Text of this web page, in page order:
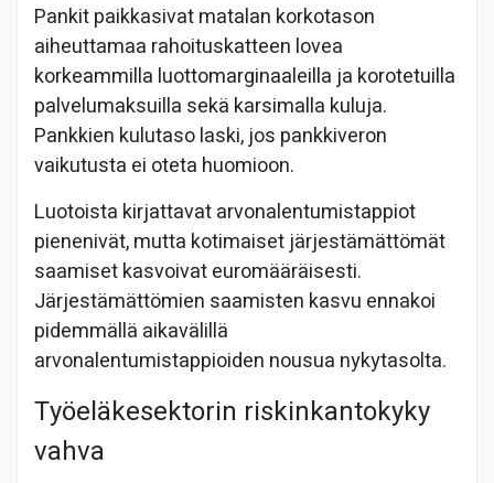
Pankit paikkasivat matalan korkotason
aiheuttamaa rahoituskatteen lovea
korkeammilla luottomarginaaleilla ja korotetuilla
palvelumaksuilla sekä karsimalla kuluja.
Pankkien kulutaso laski, jos pankkiveron
vaikutusta ei oteta huomioon.
Luotoista kirjattavat arvonalentumistappiot
pienenivät, mutta kotimaiset järjestämättömät
saamiset kasvoivat euromääräisesti.
Järjestämättömien saamisten kasvu ennakoi
pidemmällä aikavälillä
arvonalentumistappioiden nousua nykytasolta.
Työeläkesektorin riskinkantokyky
vahva